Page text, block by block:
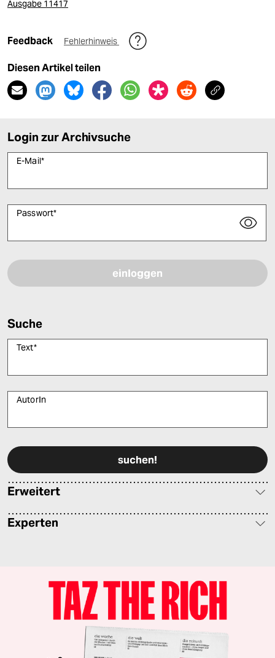
Ausgabe 11417
Feedback Fehlerhinweis
Diesen Artikel teilen
Login zur Archivsuche
E-Mail*
Passwort*
Suche
Text*
AutorIn
Erweitert
Experten